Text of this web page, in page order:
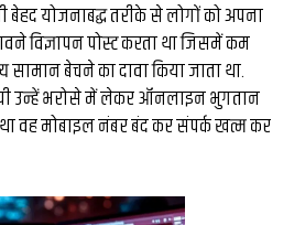
योजनाबद्ध तरीके से लोगों को अपना
विज्ञापन पोस्ट करता था जिसमें कम
बेचने का दावा किया जाता था.
उन्हें भरोसे में लेकर ऑनलाइन भुगतान
वह मोबाइल नंबर बंद कर संपर्क खत्म कर